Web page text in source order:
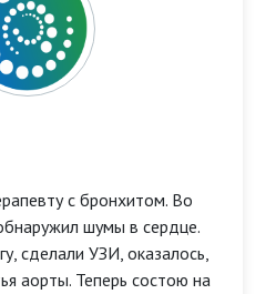
с бронхитом. Во
шумы в сердце.
сделали УЗИ, оказалось,
аорты. Теперь состою на